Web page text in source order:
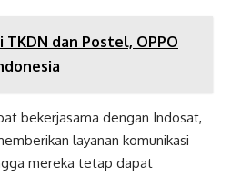
TKDN dan Postel, OPPO
bekerjasama dengan Indosat,
layanan komunikasi
mereka tetap dapat